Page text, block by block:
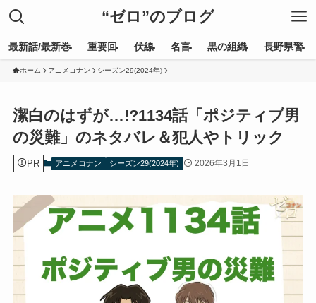
“ゼロ”のブログ
最新話/最新巻 重要回 伏線 名言 黒の組織 長野県警
ホーム アニメコナン シーズン29(2024年)
潔白のはずが…!?1134話「ポジティブ男
の災難」のネタバレ＆犯人やトリック
PR アニメコナン シーズン29(2024年) 2026年3月1日